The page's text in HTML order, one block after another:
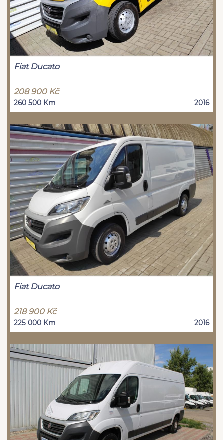
Fiat Ducato
208 900 Kč
260 500 Km 2016
Fiat Ducato
218 900 Kč
225 000 Km 2016